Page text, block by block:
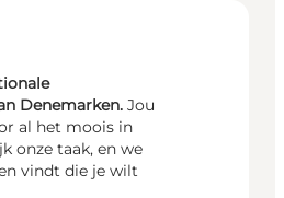
Denemarken. Jou
al het moois in
onze taak, en we
vindt die je wilt